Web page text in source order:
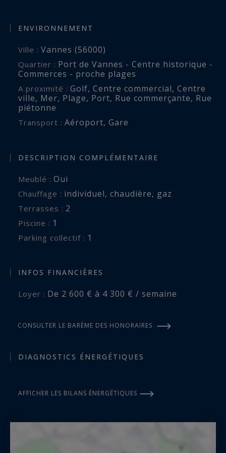
Les informations sur les risques auxquels ce
www.georisques.gouv.fr
ENVIRONNEMENT
Ville : Vannes (56000)
Quartier : Port de Vannes - Centre historique -
Commerces - proche plages
A proximité : Golf, Centre commercial, Centre
ville, Mer, Plage, Port, Rue commerçante, Rue
piétonne
Transport : Aéroport, Gare
DESCRIPTION COMPLÉMENTAIRE
Meublé : Oui
Chauffage : individuel, chaudière, gaz
terrasses : 2
piscine : 1
parking collectif : 1
INFOS FINANCIÈRES
Loyer : De 2 600 € à 4 300 € / semaine
CONSULTER LE BARÈME DES HONORAIRES
DIAGNOSTICS ÉNERGÉTIQUES
AFFICHER LES BILANS ÉNERGÉTIQUES